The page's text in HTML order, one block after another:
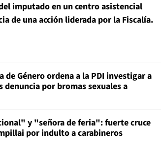
imputado en un centro asistencial
de una acción liderada por la Fiscalía.
de Género ordena a la PDI investigar a
por bromas sexuales a
y "señora de feria": fuerte cruce
por indulto a carabineros